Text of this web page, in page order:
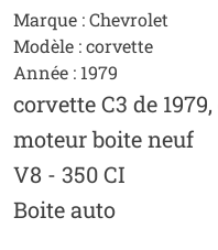
Marque : Chevrolet
Modèle : corvette
Année : 1979
corvette C3 de
moteur boite neuf
V8 - 350 CI
Boite auto